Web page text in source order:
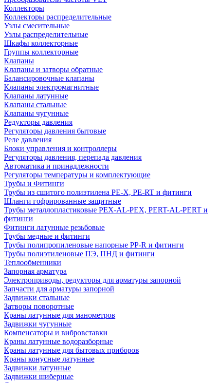
Коллекторы
Коллекторы распределительные
Узлы смесительные
Узлы распределительные
Шкафы коллекторные
Группы коллекторные
Клапаны
Клапаны и затворы обратные
Балансировочные клапаны
Клапаны электромагнитные
Клапаны латунные
Клапаны стальные
Клапаны чугунные
Редукторы давления
Регуляторы давления бытовые
Реле давления
Блоки управления и контроллеры
Регуляторы давления, перепада давления
Автоматика и принадлежности
Регуляторы температуры и комплектующие
Трубы и Фитинги
Трубы из сшитого полиэтилена PE-X, PE-RT и фитинги
Шланги гофрированные защитные
Трубы металлопластиковые PEX-AL-PEX, PERT-AL-PERT и
фитинги
Фитинги латунные резьбовые
Трубы медные и фитинги
Трубы полипропиленовые напорные PP-R и фитинги
Трубы полиэтиленовые ПЭ, ПНД и фитинги
Теплообменники
Запорная арматура
Электроприводы, редукторы для арматуры запорной
Запчасти для арматуры запорной
Задвижки стальные
Затворы поворотные
Краны латунные для манометров
Задвижки чугунные
Компенсаторы и вибровставки
Краны латунные водоразборные
Краны латунные для бытовых приборов
Краны конусные латунные
Задвижки латунные
Задвижки шиберные